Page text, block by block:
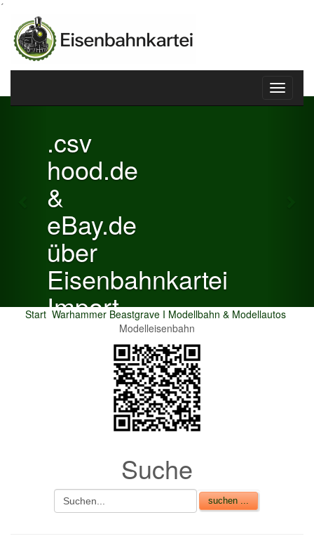
´
Toggle
.csv
hood.de
&
eBay.de
über
Eisenbahnkartei
Import
Verkaufsbetrag an
Gebühren je Inserat
CSV Import
Previous
Start Warhammer Beastgrave I Modellbahn & Modellautos
Modelleisenbahn
Suche